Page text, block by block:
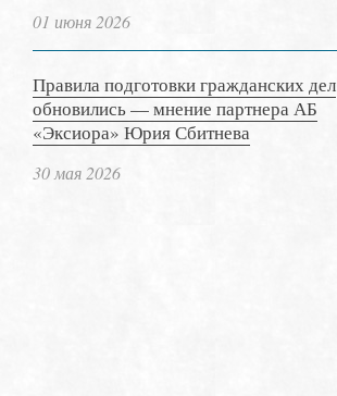
01 июня 2026
Правила подготовки гражданских дел
обновились — мнение партнера АБ
«Эксиора» Юрия Сбитнева
30 мая 2026